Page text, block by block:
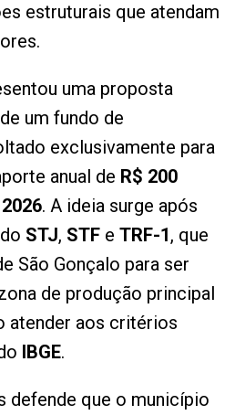
estruturais que atendam
uma proposta
um fundo de
exclusivamente para
anual de R$ 200
. A ideia surge após
STJ, STF e TRF-1, que
São Gonçalo para ser
de produção principal
atender aos critérios
IBGE.
defende que o município